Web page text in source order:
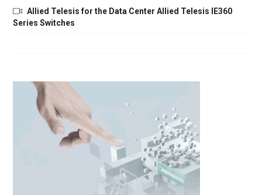
Allied Telesis for the Data Center Allied Telesis IE360
Series Switches